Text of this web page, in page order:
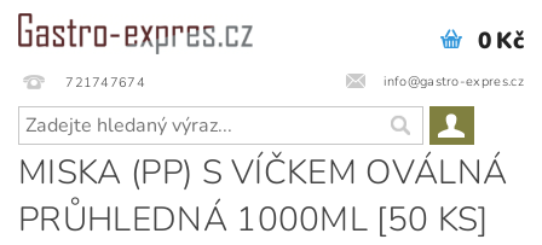
721747674 info@gastro-expres.cz
0 Kč
MISKA (PP) S VÍČKEM OVÁLNÁ
PRŮHLEDNÁ 1000ML [50 KS]